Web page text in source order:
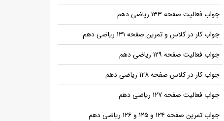
جواب فعالیت صفحه ۱۳۳ ریاضی دهم
جواب کار در کلاس و تمرین صفحه ۱۳۱ ریاضی دهم
جواب فعالیت صفحه ۱۲۹ ریاضی دهم
جواب کار در کلاس صفحه ۱۲۸ ریاضی دهم
جواب فعالیت صفحه ۱۲۷ ریاضی دهم
جواب تمرین صفحه ۱۲۴ و ۱۲۵ و ۱۲۶ ریاضی دهم